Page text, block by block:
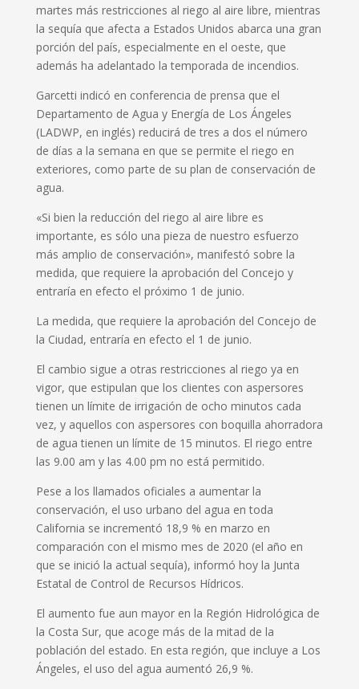
martes más restricciones al riego al aire libre, mientras
la sequía que afecta a Estados Unidos abarca una gran
porción del país, especialmente en el oeste, que
además ha adelantado la temporada de incendios.
Garcetti indicó en conferencia de prensa que el
Departamento de Agua y Energía de Los Ángeles
(LADWP, en inglés) reducirá de tres a dos el número
de días a la semana en que se permite el riego en
exteriores, como parte de su plan de conservación de
agua.
«Si bien la reducción del riego al aire libre es
importante, es sólo una pieza de nuestro esfuerzo
más amplio de conservación», manifestó sobre la
medida, que requiere la aprobación del Concejo y
entraría en efecto el próximo 1 de junio.
La medida, que requiere la aprobación del Concejo de
la Ciudad, entraría en efecto el 1 de junio.
El cambio sigue a otras restricciones al riego ya en
vigor, que estipulan que los clientes con aspersores
tienen un límite de irrigación de ocho minutos cada
vez, y aquellos con aspersores con boquilla ahorradora
de agua tienen un límite de 15 minutos. El riego entre
las 9.00 am y las 4.00 pm no está permitido.
Pese a los llamados oficiales a aumentar la
conservación, el uso urbano del agua en toda
California se incrementó 18,9 % en marzo en
comparación con el mismo mes de 2020 (el año en
que se inició la actual sequía), informó hoy la Junta
Estatal de Control de Recursos Hídricos.
El aumento fue aun mayor en la Región Hidrológica de
la Costa Sur, que acoge más de la mitad de la
población del estado. En esta región, que incluye a Los
Ángeles, el uso del agua aumentó 26,9 %.